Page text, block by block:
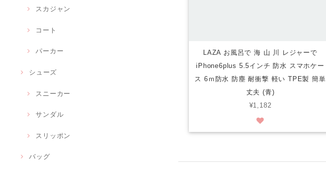
スカジャン
コート
パーカー
シューズ
スニーカー
サンダル
スリッポン
バッグ
LAZA お風呂で 海 山 川 レジャーで
iPhone6plus 5.5インチ 防水 スマホケー
ス 6ｍ防水 防塵 耐衝撃 軽い TPE製 簡単
丈夫 (青)
¥1,182